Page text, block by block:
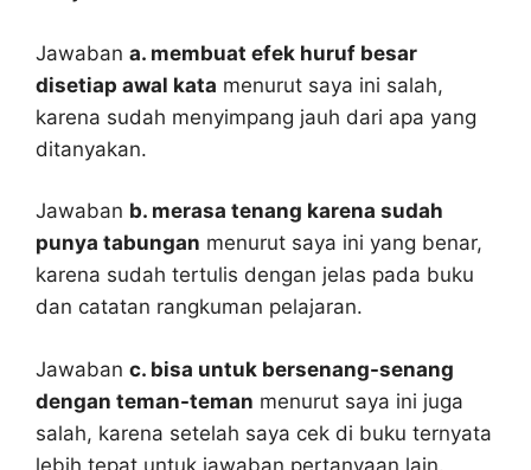
Jawaban a. membuat efek huruf besar
disetiap awal kata menurut saya ini salah,
karena sudah menyimpang jauh dari apa yang
ditanyakan.
Jawaban b. merasa tenang karena sudah
punya tabungan menurut saya ini yang benar,
karena sudah tertulis dengan jelas pada buku
dan catatan rangkuman pelajaran.
Jawaban c. bisa untuk bersenang-senang
dengan teman-teman menurut saya ini juga
salah, karena setelah saya cek di buku ternyata
lebih tepat untuk jawaban pertanyaan lain.